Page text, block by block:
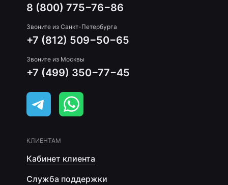
8 (800) 775−76−86
Звоните из Санкт-Петербурга
+7 (812) 509−50−65
Звоните из Москвы
+7 (499) 350−77−45
КЛИЕНТАМ
Кабинет клиента
Служба поддержки